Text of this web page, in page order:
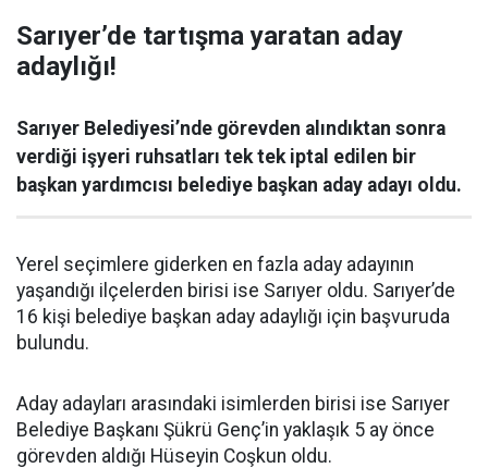
Sarıyer’de tartışma yaratan aday
adaylığı!
Sarıyer Belediyesi’nde görevden alındıktan sonra
verdiği işyeri ruhsatları tek tek iptal edilen bir
başkan yardımcısı belediye başkan aday adayı oldu.
Yerel seçimlere giderken en fazla aday adayının
yaşandığı ilçelerden birisi ise Sarıyer oldu. Sarıyer’de
16 kişi belediye başkan aday adaylığı için başvuruda
bulundu.
Aday adayları arasındaki isimlerden birisi ise Sarıyer
Belediye Başkanı Şükrü Genç’in yaklaşık 5 ay önce
görevden aldığı Hüseyin Coşkun oldu.